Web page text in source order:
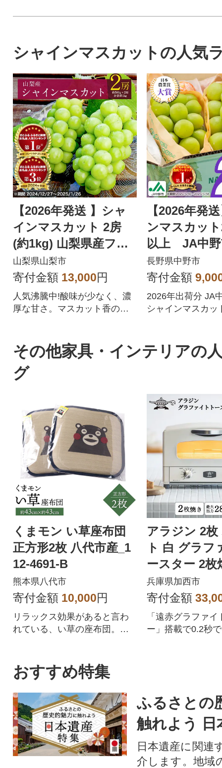
シャインマスカットの人気
【2026年発送 】シャ
インマスカット 2房
(約1kg) 山梨県産フル
ーツ 人気のぶどう
山梨県山梨市
寄付金額 13,000円
人気沸騰中!酸味が少なく、濃
厚な甘さ。マスカット香の芳
トを中心にぶどうをたくさん
作っている農家が自信を持っ
てお届けします。
【2026年発
ンマスカッ
以上 JA中野
送
長野県中野市
寄付金額
2026年出荷分 JA
シャインマスカッ
その他家具・インテリアの
グ
くまモン い草座布団
正方形2枚 八代市産_1
12-4691-B
熊本県八代市
寄付金額 10,000円
リラックス効果があると言わ
れている、い草の座布団。抗
アラジン 2枚
ト 白 グラフ
ースター 2枚焼
5698-0299]
兵庫県加西市
寄付金額
「遠赤グラファイ
ー」搭載で0.2秒
おすすめ特集
ふるさとの
触れよう 日
日本遺産に関連
介します。地域